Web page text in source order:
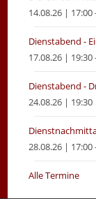
14.08.26 | 17:00
Dienstabend -
17.08.26 | 19:30
Dienstabend -
24.08.26 | 19:30
28.08.26 | 17:00
Alle Termine